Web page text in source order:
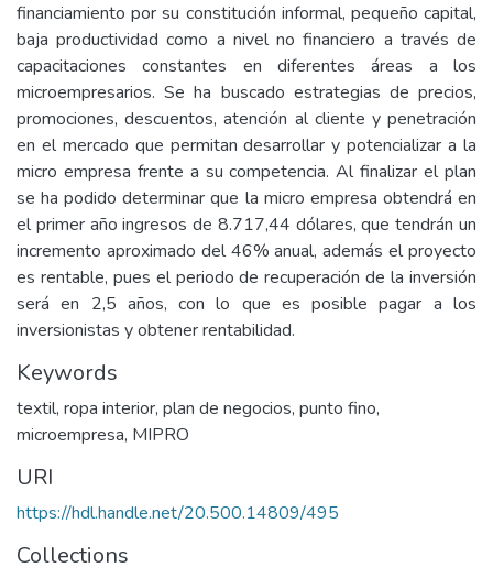
financiamiento por su constitución informal, pequeño capital,
baja productividad como a nivel no financiero a través de
capacitaciones constantes en diferentes áreas a los
microempresarios. Se ha buscado estrategias de precios,
promociones, descuentos, atención al cliente y penetración
en el mercado que permitan desarrollar y potencializar a la
micro empresa frente a su competencia. Al finalizar el plan
se ha podido determinar que la micro empresa obtendrá en
el primer año ingresos de 8.717,44 dólares, que tendrán un
incremento aproximado del 46% anual, además el proyecto
es rentable, pues el periodo de recuperación de la inversión
será en 2,5 años, con lo que es posible pagar a los
inversionistas y obtener rentabilidad.
Keywords
textil, ropa interior, plan de negocios, punto fino,
microempresa, MIPRO
URI
https://hdl.handle.net/20.500.14809/495
Collections